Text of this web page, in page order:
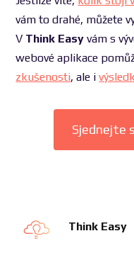
vám to drahé, můžete
V Think Easy vám s
webové aplikace
zkušenosti, ale i
Sjednejte
Think Easy